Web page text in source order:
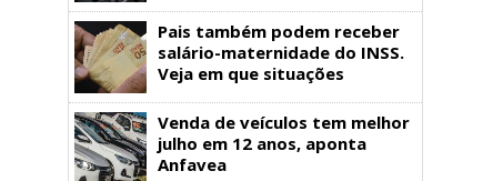
Pais também podem receber
salário-maternidade do INSS.
Veja em que situações
Venda de veículos tem melhor
julho em 12 anos, aponta
Anfavea